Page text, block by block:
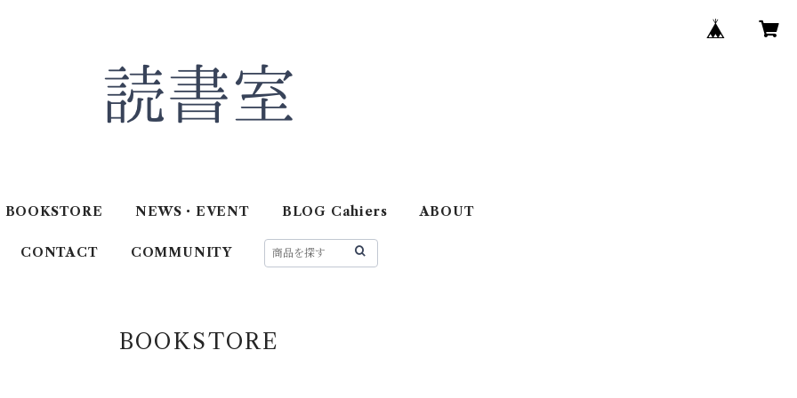
BOOKSTORE NEWS・EVENT BLOG Cahiers ABOUT
CONTACT COMMUNITY
BOOKSTORE